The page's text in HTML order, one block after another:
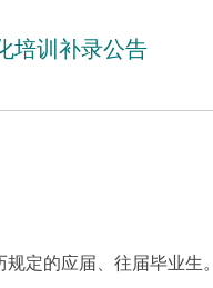
培训补录公告
定的应届、往届毕业生。